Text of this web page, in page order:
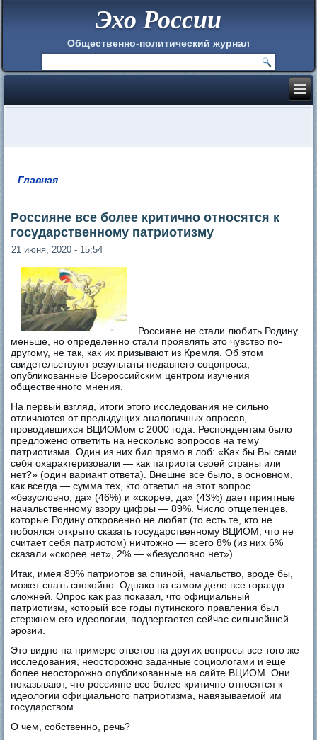
Эхо России
Общественно-политический журнал
Главная
Россияне все более критично относятся к
государственному патриотизму
21 июня, 2020 - 15:54
Россияне не стали любить Родину
меньше, но определенно стали проявлять это чувство по-
другому, не так, как их призывают из Кремля. Об этом
свидетельствуют результаты недавнего соцопроса,
опубликованные Всероссийским центром изучения
общественного мнения.
На первый взгляд, итоги этого исследования не сильно
отличаются от предыдущих аналогичных опросов,
проводившихся ВЦИОМом с 2000 года. Респондентам было
предложено ответить на несколько вопросов на тему
патриотизма. Один из них бил прямо в лоб: «Как бы Вы сами
себя охарактеризовали — как патриота своей страны или
нет?» (один вариант ответа). Внешне все было, в основном,
как всегда — сумма тех, кто ответил на этот вопрос
«безусловно, да» (46%) и «скорее, да» (43%) дает приятные
начальственному взору цифры — 89%. Число отщепенцев,
которые Родину откровенно не любят (то есть те, кто не
побоялся открыто сказать государственному ВЦИОМ, что не
считает себя патриотом) ничтожно — всего 8% (из них 6%
сказали «скорее нет», 2% — «безусловно нет»).
Итак, имея 89% патриотов за спиной, начальство, вроде бы,
может спать спокойно. Однако на самом деле все гораздо
сложней. Опрос как раз показал, что официальный
патриотизм, который все годы путинского правления был
стержнем его идеологии, подвергается сейчас сильнейшей
эрозии.
Это видно на примере ответов на других вопросы все того же
исследования, неосторожно заданные социологами и еще
более неосторожно опубликованные на сайте ВЦИОМ. Они
показывают, что россияне все более критично относятся к
идеологии официального патриотизма, навязываемой им
государством.
О чем, собственно, речь?